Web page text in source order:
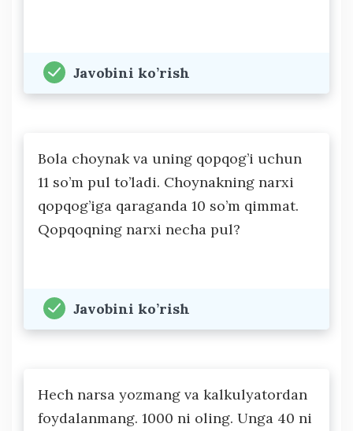
Javobini ko’rish
Bola choynak va uning qopqog’i uchun
11 so’m pul to’ladi. Choynakning narxi
qopqog’iga qaraganda 10 so’m qimmat.
Qopqoqning narxi necha pul?
Javobini ko’rish
Hech narsa yozmang va kalkulyatordan
foydalanmang. 1000 ni oling. Unga 40 ni